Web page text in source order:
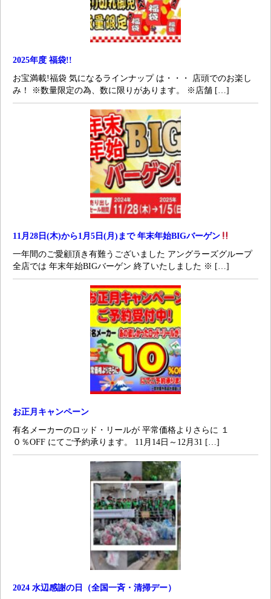
2025年度 福袋!!
お宝満載!福袋 気になるラインナップ は・・・ 店頭でのお楽し
み！ ※数量限定の為、数に限りがあります。 ※店舗 […]
11月28日(木)から1月5日(月)まで 年末年始BIGバーゲン
一年間のご愛顧頂き有難うございました アングラーズグループ
全店では 年末年始BIGバーゲン 終了いたしました ※ […]
お正月キャンペーン
有名メーカーのロッド・リールが 平常価格よりさらに １
０％OFF にてご予約承ります。 11月14日～12月31 […]
2024 水辺感謝の日（全国一斉・清掃デー）